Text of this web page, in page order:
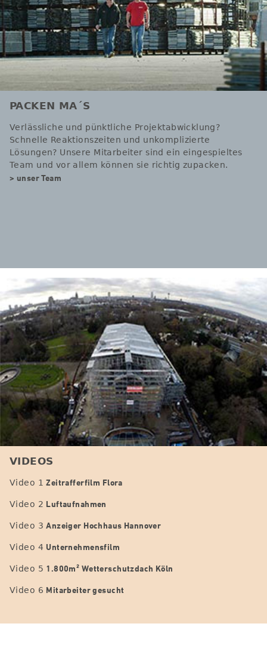
PACKEN MA´S
Verlässliche und pünktliche Projektabwicklung?
Schnelle Reaktionszeiten und unkomplizierte
Lösungen? Unsere Mitarbeiter sind ein eingespieltes
Team und vor allem können sie richtig zupacken.
> unser Team
VIDEOS
Video 1Zeitrafferfilm Flora
Video 2 Luftaufnahmen
Video 3Anzeiger Hochhaus Hannover
Video 4 Unternehmensfilm
Video 5 1.800m² Wetterschutzdach Köln
Video 6 Mitarbeiter gesucht